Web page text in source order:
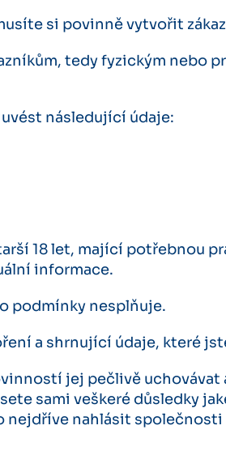
si povinně vytvořit
tedy fyzickým nebo
následující údaje:
18 let, mající potřebnou
informace.
podmínky nesplňuje.
a shrnující údaje, které
jej pečlivě
sami veškeré důsledky
nahlásit